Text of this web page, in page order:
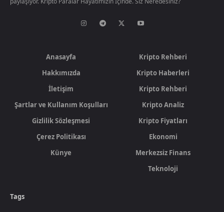
Anasayfa
Hakkımızda
İletişim
Şartlar ve Kullanım Koşulları
Gizlilik Sözleşmesi
Çerez Politikası
Künye
Kripto Rehberi
Kripto Haberleri
Kripto Rehberi
Kripto Analiz
Kripto Fiyatları
Ekonomi
Merkezsiz Finans
Teknoloji
Tags